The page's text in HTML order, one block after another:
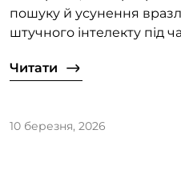
пошуку й усунення
штучного інтелекту під
Читати
10 березня, 2026